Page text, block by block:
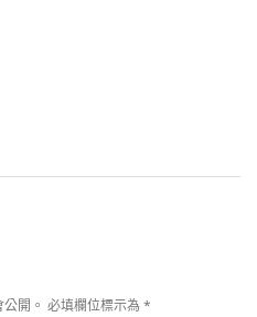
開。 必填欄位標示為 *